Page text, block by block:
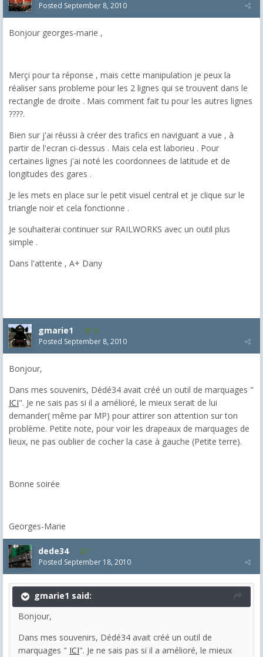
Posted September 8, 2010
Bonjour georges-marie ,
Merçi pour ta réponse , mais cette manipulation je peux la
réaliser sans probleme pour les 2 lignes qui se trouvent dans le
rectangle de droite . Mais comment fait tu pour les autres lignes
????.
Bien sur j'ai réussi à créer des trafics en naviguant a vue , à
partir de l'ecran ci-dessus . Mais cela est laborieu . Pour
certaines lignes j'ai noté les coordonnees de latitude et de
longitudes des gares .
Je les mets en place sur le petit visuel central et je clique sur le
triangle noir et cela fonctionne .
Je souhaiterai continuer sur RAILWORKS avec un outil plus
simple .
Dans l'attente , A+ Dany
gmarie1 50
Posted September 8, 2010
Bonjour,
Dans mes souvenirs, Dédé34 avait créé un outil de marquages "
ICI". Je ne sais pas si il a amélioré, le mieux serait de lui
demander( même par MP) pour attirer son attention sur ton
problème. Petite note, pour voir les drapeaux de marquages de
lieux, ne pas oublier de cocher la case à gauche (Petite terre).
Bonne soirée
Georges-Marie
dede34 3
Posted September 18, 2010
gmarie1 said:
Bonjour,
Dans mes souvenirs, Dédé34 avait créé un outil de
marquages " ICI". Je ne sais pas si il a amélioré, le mieux